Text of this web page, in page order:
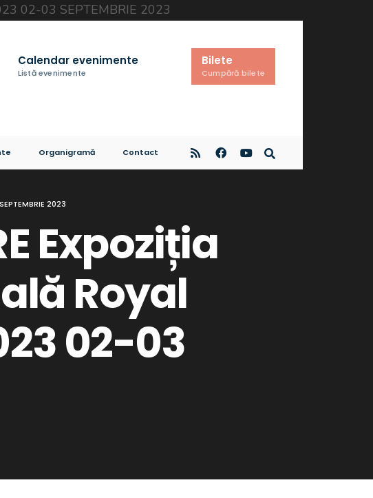
Calendar evenimente
Listă evenimente
Bilete
Cumpără bilete
Organigramă Contact
2023
Expoziția
Royal
02-03